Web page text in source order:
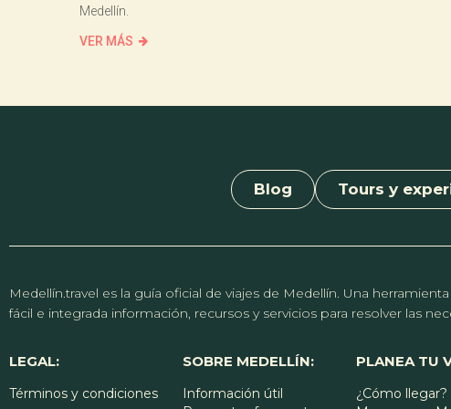
Medellín.
VER MÁS
Blog Tours y
Medellín.travel es la guía oficial de viajes de Medellín. Una
fácil e integrada información, recursos y servicios para resolver las
LEGAL:
Términos y condiciones
SOBRE MEDELLÍN:
Información útil
PLANEA TU
¿Cómo llegar?